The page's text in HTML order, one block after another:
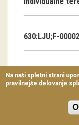
Prireditve
Predavanja
Delavnice
Vodeni ogledi
630:LJU;F-
AVTOR
Na naši spletni strani
pravilnejše delovanje